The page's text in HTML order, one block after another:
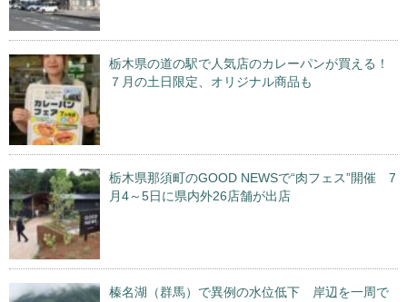
栃木県の道の駅で人気店のカレーパンが買える！
７月の土日限定、オリジナル商品も
栃木県那須町のGOOD NEWSで“肉フェス”開催 7
月4～5日に県内外26店舗が出店
榛名湖（群馬）で異例の水位低下 岸辺を一周で